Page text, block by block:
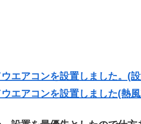
エアコンを設置しました。(
エアコンを設置しました(熱